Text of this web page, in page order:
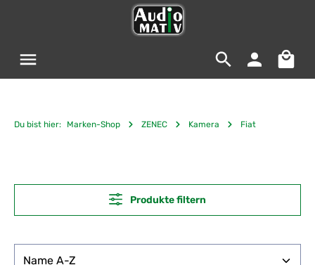
Du bist hier: Marken-Shop ZENEC Kamera Fiat
Produkte filtern